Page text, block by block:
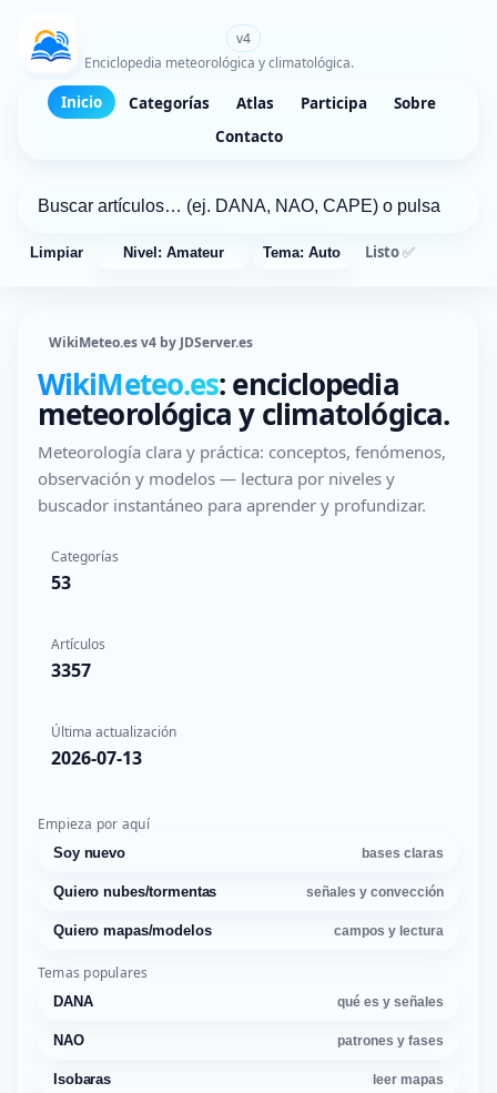
v4
Enciclopedia meteorológica y climatológica.
Inicio Categorías Atlas Participa
Sobre
Contacto
Limpiar Nivel: Amateur Tema: Auto Listo ✅
WikiMeteo.es v4 by JDServer.es
WikiMeteo.es: enciclopedia
meteorológica y climatológica.
Meteorología clara y práctica: conceptos, fenómenos,
observación y modelos — lectura por niveles y
buscador instantáneo para aprender y profundizar.
Categorías
53
Artículos
3357
Última actualización
2026-07-13
Empieza por aquí
Soy nuevo bases claras
Quiero nubes/tormentas señales y convección
Quiero mapas/modelos campos y lectura
Temas populares
DANA qué es y señales
NAO patrones y fases
Isobaras leer mapas